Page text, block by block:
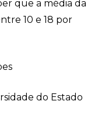
que a média da
10 e 18 por
do Estado